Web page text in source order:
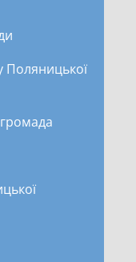
Поляницької